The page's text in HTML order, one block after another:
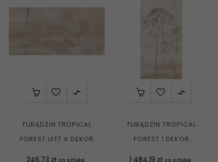

TUBĄDZIN TROPICAL
FOREST LEFT A DEKOR
Cena
246,73 zł za sztukę

TUBĄDZIN TROPICAL
FOREST 1 DEKOR
Cena
1 484,19 zł za sztukę